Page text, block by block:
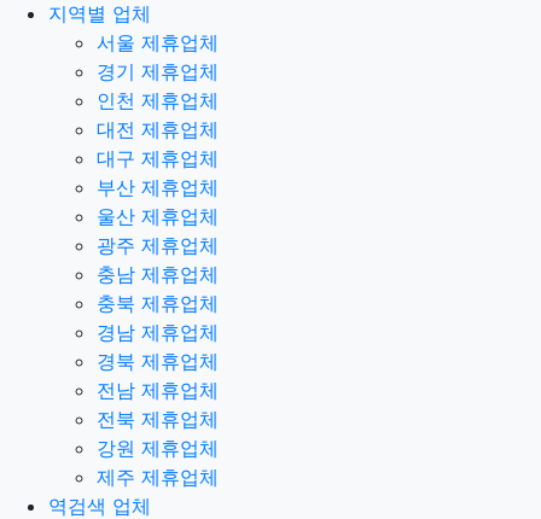
지역별 업체
서울 제휴업체
경기 제휴업체
인천 제휴업체
대전 제휴업체
대구 제휴업체
부산 제휴업체
울산 제휴업체
광주 제휴업체
충남 제휴업체
충북 제휴업체
경남 제휴업체
경북 제휴업체
전남 제휴업체
전북 제휴업체
강원 제휴업체
제주 제휴업체
역검색 업체